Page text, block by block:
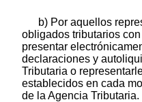
b) Por aquellos
obligados tributarios
presentar
declaraciones y
Tributaria o
establecidos en cada
de la Agencia Tributaria.